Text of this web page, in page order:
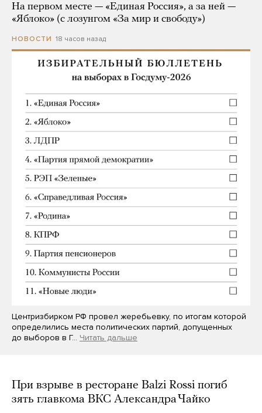
На первом месте — «Единая Россия», а за ней —
«Яблоко» (с лозунгом «За мир и свободу»)
НОВОСТИ 18 часов назад
Центризбирком РФ провел жеребьевку, по итогам которой
определились места политических партий, допущенных
до выборов в Г… Читать дальше
При взрыве в ресторане Balzi Rossi погиб
зять главкома ВКС Александра Чайко